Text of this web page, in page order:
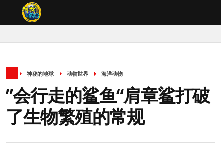
神秘的地球 动物世界 海洋动物
”会行走的鲨鱼“肩章鲨打破
了生物繁殖的常规